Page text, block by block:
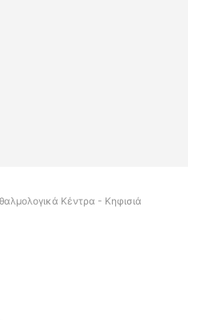
Κέντρα - Κηφισιά